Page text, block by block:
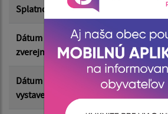
Splatnosť 29.05.2026
Dátum
zverejnenia
12.05.2026
Dátum
vystavenia
23.04.2026